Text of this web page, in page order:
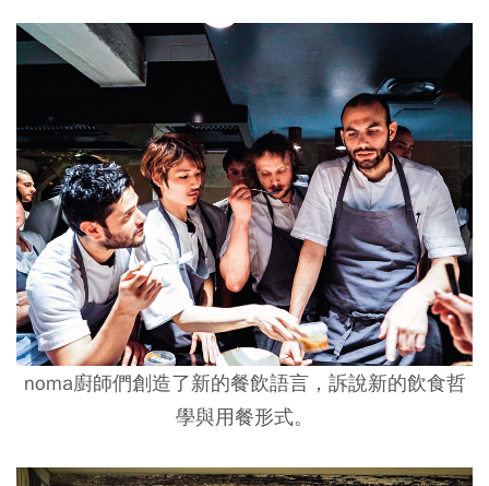
noma廚師們創造了新的餐飲語言，訴說新的飲食哲
學與用餐形式。